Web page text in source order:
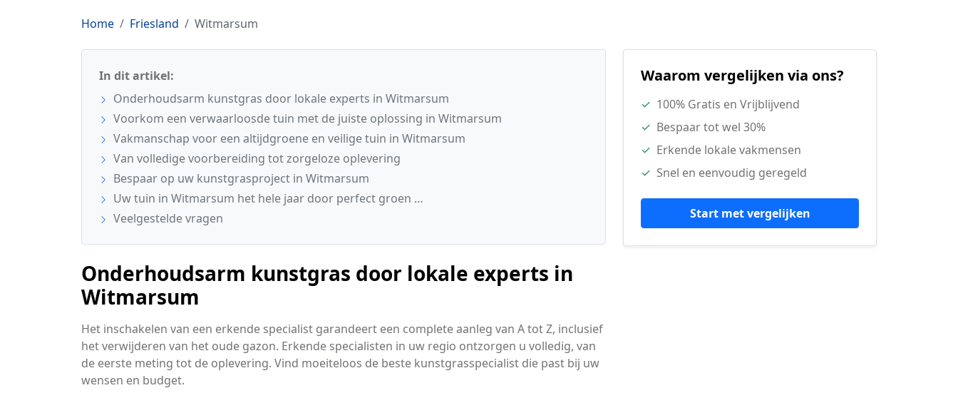
Home Friesland Witmarsum
In dit artikel:
Onderhoudsarm kunstgras door lokale experts in Witmarsum
Voorkom een verwaarloosde tuin met de juiste oplossing in Witmarsum
Vakmanschap voor een altijdgroene en veilige tuin in Witmarsum
Van volledige voorbereiding tot zorgeloze oplevering
Bespaar op uw kunstgrasproject in Witmarsum
Uw tuin in Witmarsum het hele jaar door perfect groen …
Veelgestelde vragen
Onderhoudsarm kunstgras door lokale experts in
Witmarsum
Het inschakelen van een erkende specialist garandeert een complete aanleg van A tot Z, inclusief
het verwijderen van het oude gazon. Erkende specialisten in uw regio ontzorgen u volledig, van
de eerste meting tot de oplevering. Vind moeiteloos de beste kunstgrasspecialist die past bij uw
wensen en budget.
Waarom vergelijken via ons?
✓ 100% Gratis en Vrijblijvend
✓ Bespaar tot wel 30%
✓ Erkende lokale vakmensen
✓ Snel en eenvoudig geregeld
Start met vergelijken